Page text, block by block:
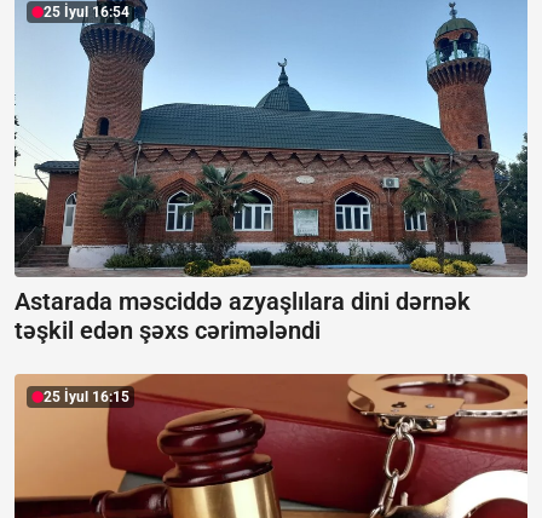
25 İyul 16:54
Astarada məsciddə azyaşlılara dini dərnək
təşkil edən şəxs cərimələndi
25 İyul 16:15